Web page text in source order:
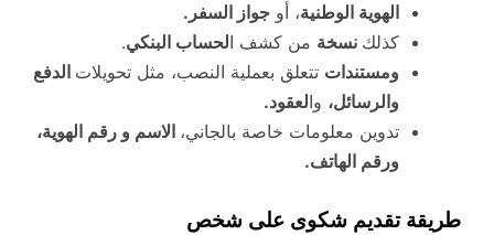
الهوية الوطنية، أو جواز السفر.
كذلك نسخة من كشف الحساب البنكي.
ومستندات تتعلق بعملية النصب، مثل تحويلات الدفع
والرسائل، والعقود.
تدوين معلومات خاصة بالجاني، الاسم و رقم الهوية،
ورقم الهاتف.
طريقة تقديم شكوى على شخص